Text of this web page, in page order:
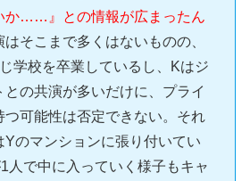
か……』との情報が広まったん
はそこまで多くはないものの、
学校を卒業しているし、Kはジ
との共演が多いだけに、プライ
つ可能性は否定できない。それ
Yのマンションに張り付いてい
人で中に入っていく様子もキャ